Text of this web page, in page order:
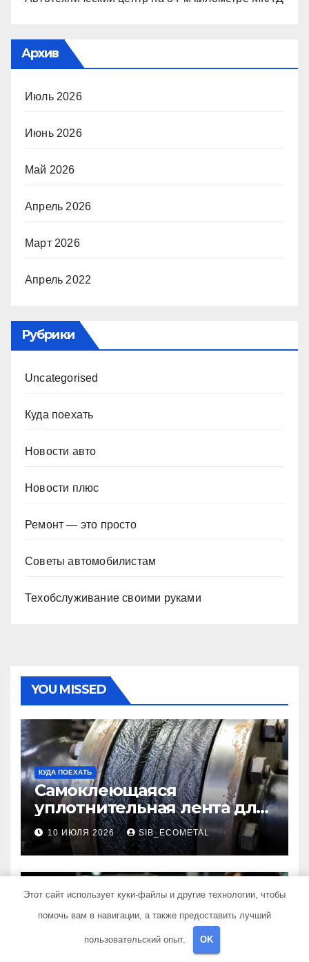
Архив
Июль 2026
Июнь 2026
Май 2026
Апрель 2026
Март 2026
Апрель 2022
Рубрики
Uncategorised
Куда поехать
Новости авто
Новости плюс
Ремонт — это просто
Советы автомобилистам
Техобслуживание своими руками
YOU MISSED
КУДА ПОЕХАТЬ
Самоклеющаяся
уплотнительная лента для
огнезащиты фланцевых
соединений
10 ИЮЛЯ 2026 SIB_ECOMETAL
Рассрочка на авиабилеты:
Этот сайт использует куки-файлы и другие технологии, чтобы
помочь вам в навигации, а также предоставить лучший
пользовательский опыт. OK